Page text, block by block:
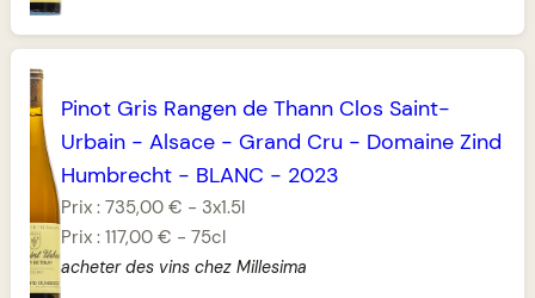
Pinot Gris Rangen de Thann Clos Saint-
Urbain -Alsace - Grand Cru - Domaine Zind
Humbrecht - BLANC - 2023
Prix :735,00 € - 3x1.5l
Prix :117,00 € -75cl
acheter des vins chez Millesima